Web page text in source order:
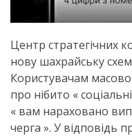
Центр стратегічних
нову шахрайську
Користувачам
про нібито «
« вам нараховано
черга ». У відповідь